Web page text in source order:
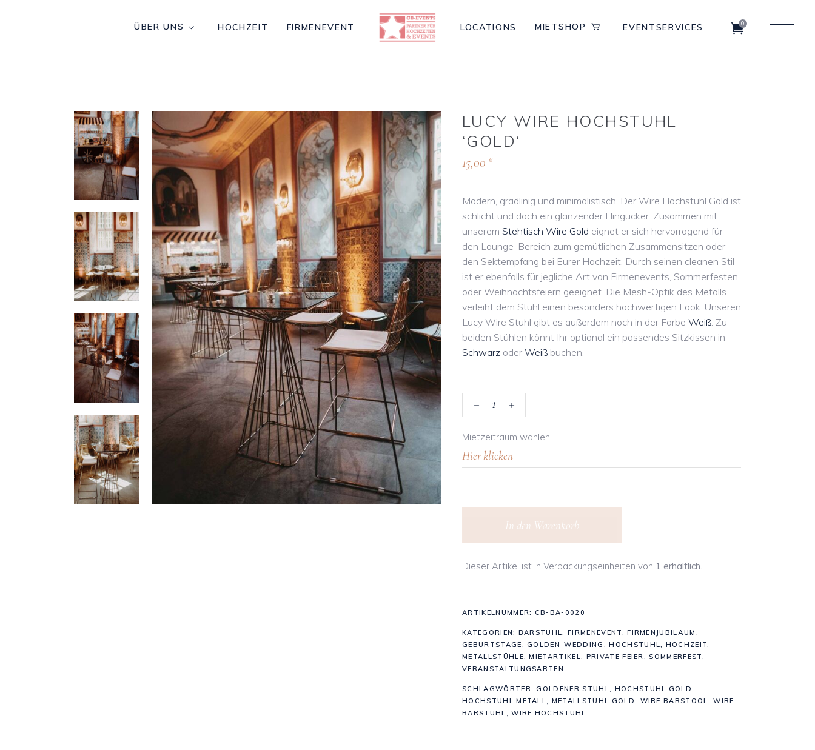
ÜBER UNS HOCHZEIT FIRMENEVENT LOCATIONS MIETSHOP EVENTSERVICES 0
LUCY WIRE HOCHSTUHL
‘GOLD‘
15,00 €
Modern, gradlinig und minimalistisch. Der Wire Hochstuhl Gold ist
schlicht und doch ein glänzender Hingucker. Zusammen mit
unserem Stehtisch Wire Gold eignet er sich hervorragend für
den Lounge-Bereich zum gemütlichen Zusammensitzen oder
den Sektempfang bei Eurer Hochzeit. Durch seinen cleanen Stil
ist er ebenfalls für jegliche Art von Firmenevents, Sommerfesten
oder Weihnachtsfeiern geeignet. Die Mesh-Optik des Metalls
verleiht dem Stuhl einen besonders hochwertigen Look. Unseren
Lucy Wire Stuhl gibt es außerdem noch in der Farbe Weiß. Zu
beiden Stühlen könnt Ihr optional ein passendes Sitzkissen in
Schwarz oder Weiß buchen.
Lucy
Wire
‘Gold‘
Mietzeitraum wählen
In den Warenkorb
Dieser Artikel ist in Verpackungseinheiten von 1 erhältlich.
ARTIKELNUMMER: CB-BA-0020
KATEGORIEN: BARSTUHL,FIRMENEVENT,FIRMENJUBILÄUM ,
GEBURTSTAGE,GOLDEN-WEDDING ,HOCHSTUHL, HOCHZEIT,
METALLSTÜHLE,MIETARTIKEL, PRIVATE FEIER, SOMMERFEST,
VERANSTALTUNGSARTEN
SCHLAGWÖRTER:GOLDENER STUHL, HOCHSTUHL GOLD,
HOCHSTUHL METALL, METALLSTUHL GOLD, WIRE BARSTOOL,WIRE
BARSTUHL,WIRE HOCHSTUHL